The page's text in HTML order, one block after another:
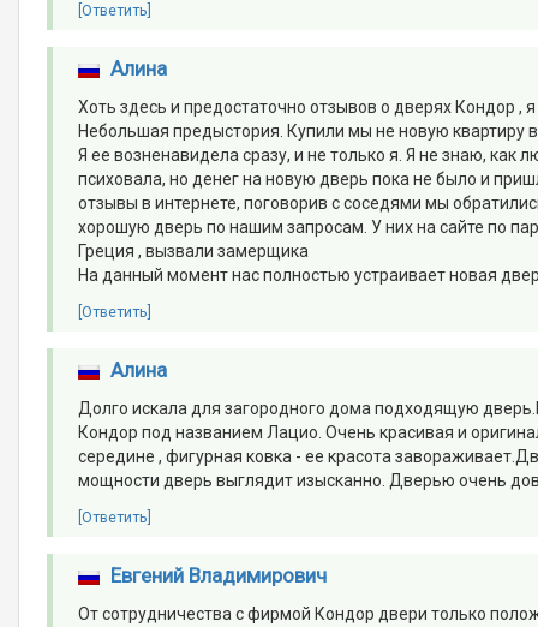
[Ответить]
Алина
Хоть здесь и предостаточно отзывов о дверях Кондор ,
Небольшая предыстория. Купили мы не новую квартиру
Я ее возненавидела сразу, и не только я. Я не знаю,
психовала, но денег на новую дверь пока не было и
отзывы в интернете, поговорив с соседями мы
хорошую дверь по нашим запросам. У них на сайте по
Греция , вызвали замерщика
На данный момент нас полностью устраивает новая
[Ответить]
Алина
Долго искала для загородного дома подходящую
Кондор под названием Лацио. Очень красивая и
середине , фигурная ковка - ее красота
мощности дверь выглядит изысканно. Дверью очень
[Ответить]
Евгений Владимирович
От сотрудничества с фирмой Кондор двери только